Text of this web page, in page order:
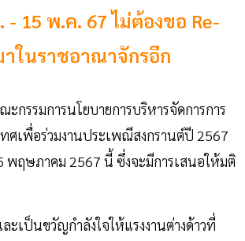
15 พ.ค. 67 ไม่ต้องขอ Re-
ในราชอาณาจักรอีก
ะกรรมการนโยบายการบริหารจัดการการ
ศเพื่อร่วมงานประเพณีสงกรานต์ปี 2567
พฤษภาคม 2567 นี้ ซึ่งจะมีการเสนอให้มติ
เป็นขวัญกำลังใจให้แรงงานต่างด้าวที่